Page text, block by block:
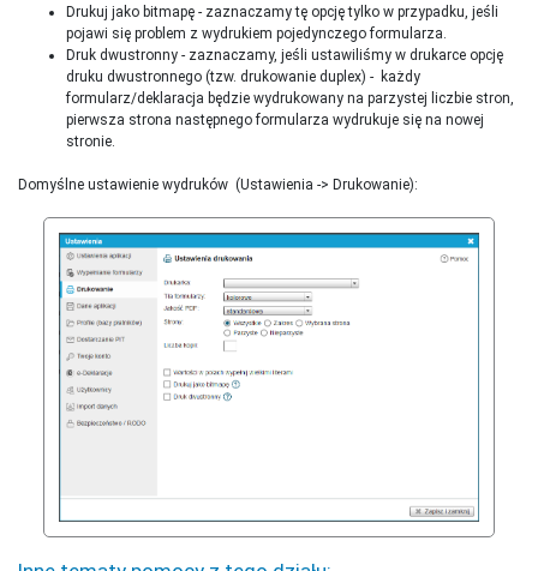
Drukuj jako bitmapę - zaznaczamy tę opcję tylko w przypadku, jeśli
pojawi się problem z wydrukiem pojedynczego formularza.
Druk dwustronny - zaznaczamy, jeśli ustawiliśmy w drukarce opcję
druku dwustronnego (tzw. drukowanie duplex) - każdy
formularz/deklaracja będzie wydrukowany na parzystej liczbie stron,
pierwsza strona następnego formularza wydrukuje się na nowej
stronie.
Domyślne ustawienie wydruków (Ustawienia -> Drukowanie):